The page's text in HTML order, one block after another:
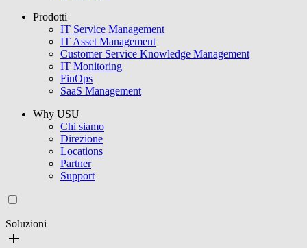
Prodotti
IT Service Management
IT Asset Management
Customer Service Knowledge Management
IT Monitoring
FinOps
SaaS Management
Why USU
Chi siamo
Direzione
Locations
Partner
Support
Soluzioni